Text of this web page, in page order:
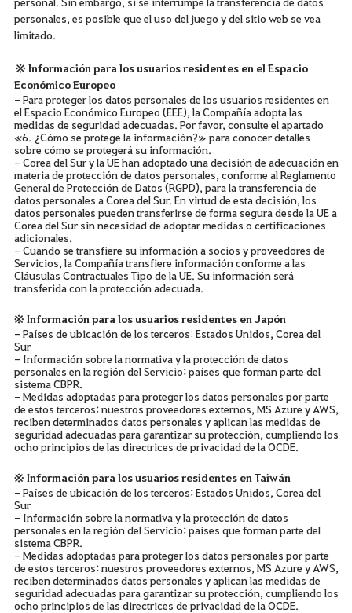
personales, es posible que el uso del juego y del sitio web se vea
limitado.
※ Información para los usuarios residentes en el Espacio
Económico Europeo
- Para proteger los datos personales de los usuarios residentes en
el Espacio Económico Europeo (EEE), la Compañía adopta las
medidas de seguridad adecuadas. Por favor, consulte el apartado
«6. ¿Cómo se protege la información?» para conocer detalles
sobre cómo se protegerá su información.
- Corea del Sur y la UE han adoptado una decisión de adecuación en
materia de protección de datos personales, conforme al Reglamento
General de Protección de Datos (RGPD), para la transferencia de
datos personales a Corea del Sur. En virtud de esta decisión, los
datos personales pueden transferirse de forma segura desde la UE a
Corea del Sur sin necesidad de adoptar medidas o certificaciones
adicionales.
- Cuando se transfiere su información a socios y proveedores de
Servicios, la Compañía transfiere información conforme a las
Cláusulas Contractuales Tipo de la UE. Su información será
transferida con la protección adecuada.
※ Información para los usuarios residentes en Japón
- Países de ubicación de los terceros: Estados Unidos, Corea del
Sur
- Información sobre la normativa y la protección de datos
personales en la región del Servicio: países que forman parte del
sistema CBPR.
- Medidas adoptadas para proteger los datos personales por parte
de estos terceros: nuestros proveedores externos, MS Azure y AWS,
reciben determinados datos personales y aplican las medidas de
seguridad adecuadas para garantizar su protección, cumpliendo los
ocho principios de las directrices de privacidad de la OCDE.
※ Información para los usuarios residentes en Taiwán
- Países de ubicación de los terceros: Estados Unidos, Corea del
Sur
- Información sobre la normativa y la protección de datos
personales en la región del Servicio: países que forman parte del
sistema CBPR.
- Medidas adoptadas para proteger los datos personales por parte
de estos terceros: nuestros proveedores externos, MS Azure y AWS,
reciben determinados datos personales y aplican las medidas de
seguridad adecuadas para garantizar su protección, cumpliendo los
ocho principios de las directrices de privacidad de la OCDE.